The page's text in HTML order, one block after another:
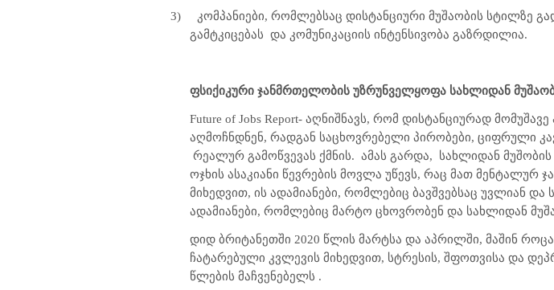
3)
კომპანიები, რომლებსაც დისტანციური მუშაობის სტილზე
გამტკიცებას და კომუნიკაციის ინტენსივობა გაზრდილია.
ფსიქიკური ჯანმრთელობის უზრუნველყოფა სახლიდან
Future of Jobs Report- აღნიშნავს, რომ დისტანციურად
აღმოჩნდნენ, რადგან საცხოვრებელი პირობები, ციფრული
რეალურ გამოწვევას ქმნის. ამას გარდა,
სახლიდან
ოჯხის ასაკიანი წევრების მოვლა უწევს, რაც მათ
მიხედვით, ის ადამიანები, რომლებიც ბავშვებსაც უვლიან და
ადამიანები, რომლებიც მარტო ცხოვრობენ და სახლიდან
დიდ ბრიტანეთში 2020 წლის მარტსა და აპრილში, მაშინ
ჩატარებული კვლევის მიხედვით, სტრესის, შფოთვისა და
წლების მაჩვენებელს .